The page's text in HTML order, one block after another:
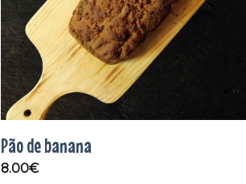
Pão de banana
8.00€